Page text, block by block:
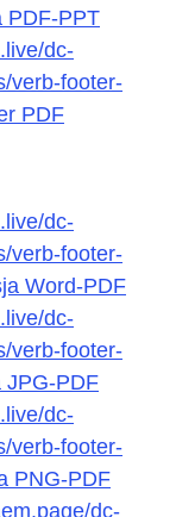
PDF-PPT
dc-
verb-footer-
PDF
dc-
verb-footer-
Word-PDF
dc-
verb-footer-
JPG-PDF
dc-
verb-footer-
PNG-PDF
dc-